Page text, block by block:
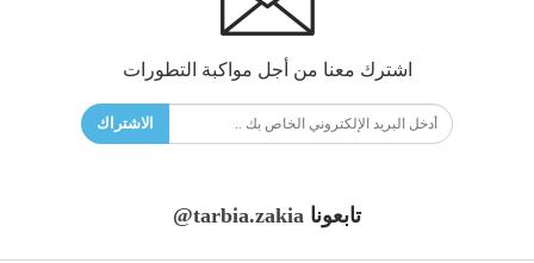
اشترك معنا من أجل مواكبة التطورات
الاشتراك
تابعونا @tarbia.zakia